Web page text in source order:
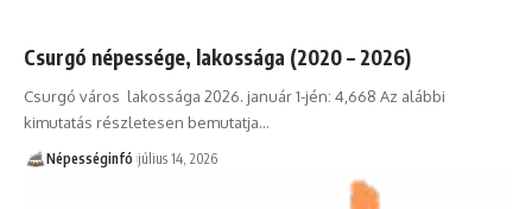
Csurgó népessége, lakossága (2020 – 2026)
Csurgó város lakossága 2026. január 1-jén: 4,668 Az alábbi
kimutatás részletesen bemutatja…
Népességinfó július 14, 2026